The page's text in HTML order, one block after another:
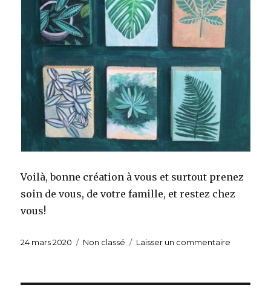
Voilà, bonne création à vous et surtout prenez
soin de vous, de votre famille, et restez chez
vous!
Publié
24 mars 2020 Catégories
Non classé Laisser un commentaire